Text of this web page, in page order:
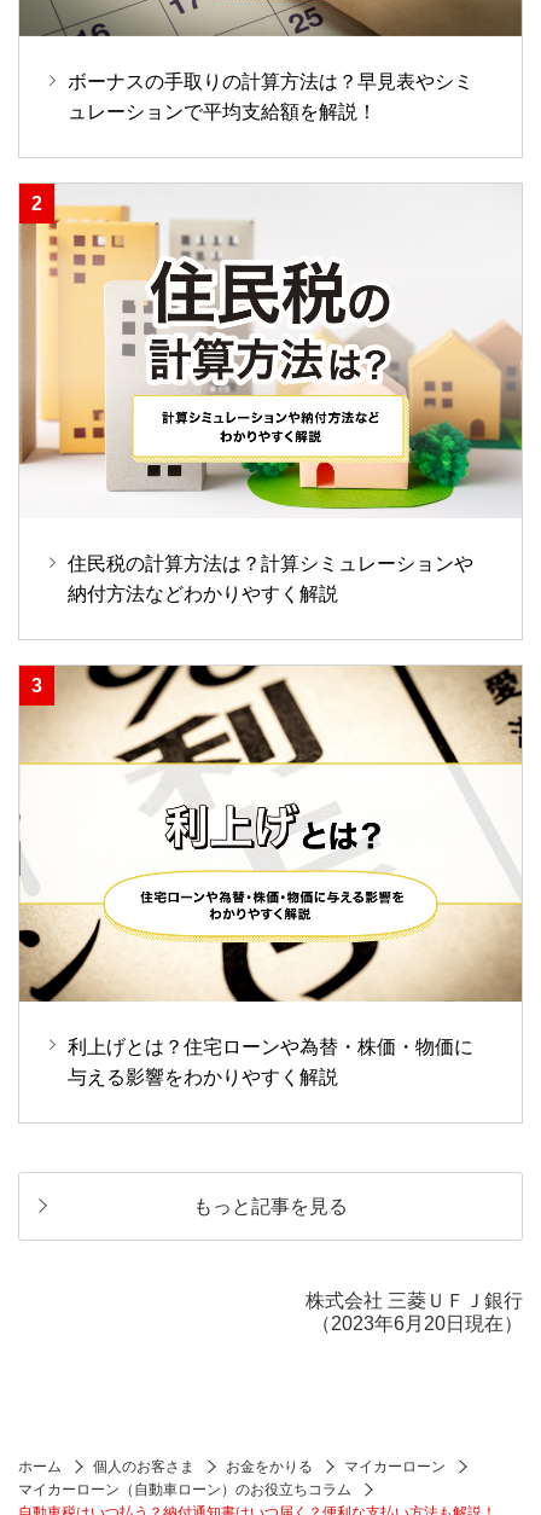
ボーナスの手取りの計算方法は？早見表やシミ
ュレーションで平均支給額を解説！
住民税の計算方法は？計算シミュレーションや
納付方法などわかりやすく解説
利上げとは？住宅ローンや為替・株価・物価に
与える影響をわかりやすく解説
もっと記事を見る
株式会社 三菱ＵＦＪ銀行
（2023年6月20日現在）
ホーム 個人のお客さま お金をかりる
マイカーローン
マイカーローン（自動車ローン）のお役立ちコラム